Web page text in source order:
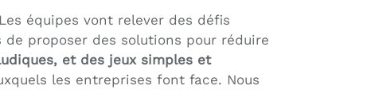
équipes vont relever des défis
proposer des solutions pour réduire
et des jeux simples et
les entreprises font face. Nous